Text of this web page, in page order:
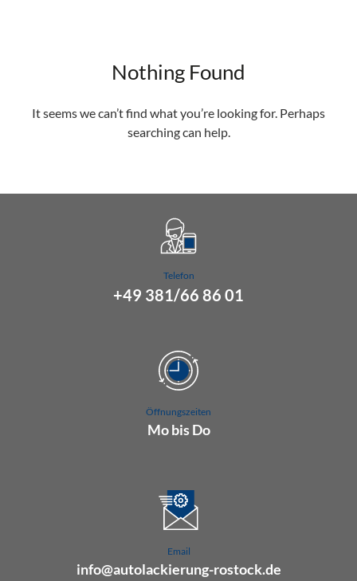
Nothing Found
It seems we can’t find what you’re looking for. Perhaps
searching can help.
Telefon
+49 381/66 86 01
Öffnungszeiten
Mo bis Do
Email
info@autolackierung-rostock.de